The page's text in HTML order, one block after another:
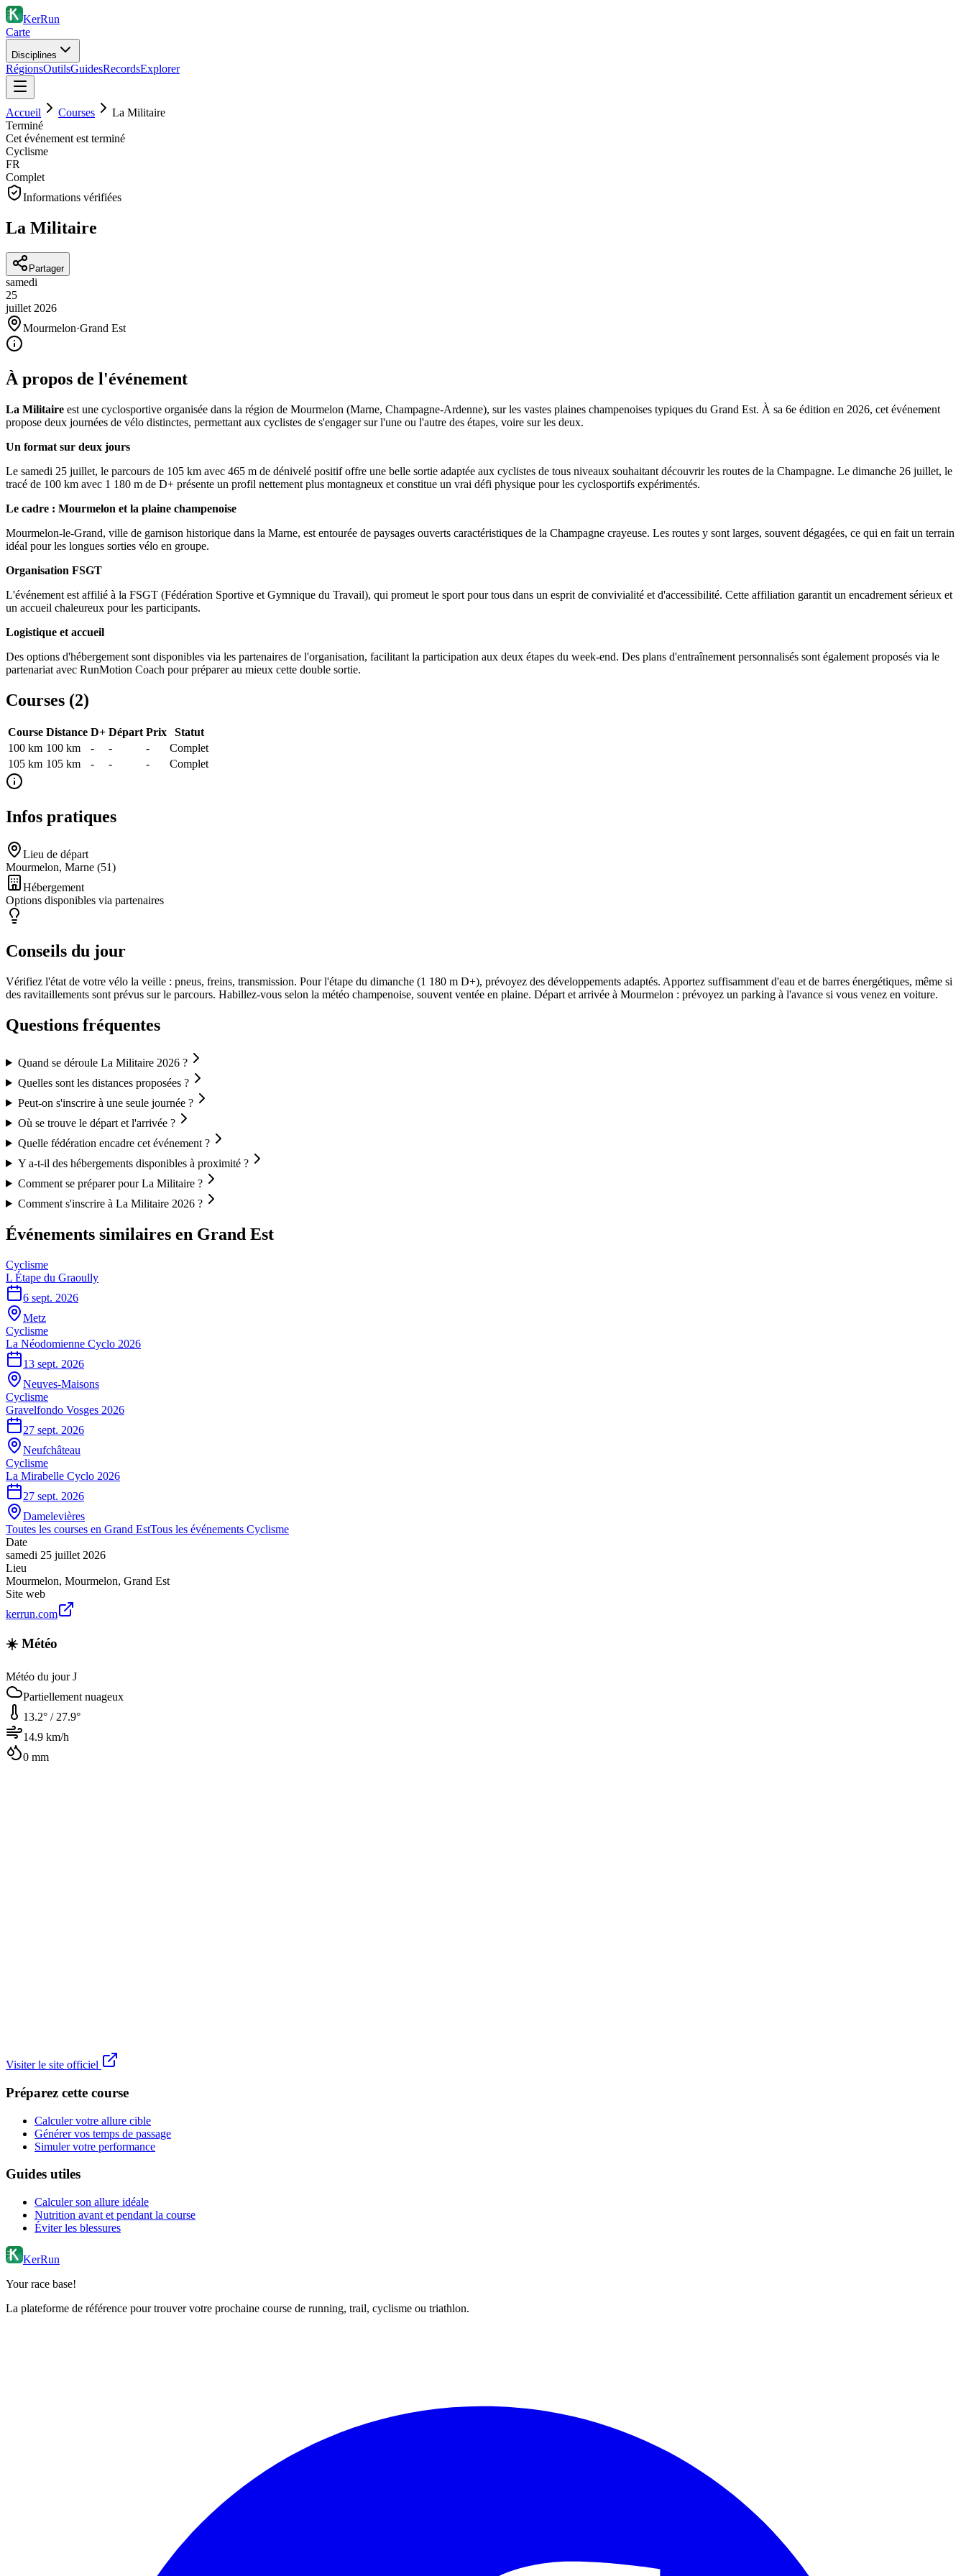
KerRun
Carte
Disciplines
RégionsOutilsGuidesRecordsExplorer
Accueil Courses
La Militaire
Terminé
Cet événement est terminé
Cyclisme
FR
Complet
Informations vérifiées
La Militaire
Partager
samedi
25
juillet 2026
Mourmelon·Grand Est
À propos de l'événement
La Militaire est une cyclosportive organisée dans la région de Mourmelon (Marne, Champagne-Ardenne), sur les vastes plaines champenoises typiques du Grand Est. À sa 6e édition en 2026, cet événement
propose deux journées de vélo distinctes, permettant aux cyclistes de s'engager sur l'une ou l'autre des étapes, voire sur les deux.
Un format sur deux jours
Le samedi 25 juillet, le parcours de 105 km avec 465 m de dénivelé positif offre une belle sortie adaptée aux cyclistes de tous niveaux souhaitant découvrir les routes de la Champagne. Le dimanche 26 juillet, le
tracé de 100 km avec 1 180 m de D+ présente un profil nettement plus montagneux et constitue un vrai défi physique pour les cyclosportifs expérimentés.
Le cadre : Mourmelon et la plaine champenoise
Mourmelon-le-Grand, ville de garnison historique dans la Marne, est entourée de paysages ouverts caractéristiques de la Champagne crayeuse. Les routes y sont larges, souvent dégagées, ce qui en fait un terrain
idéal pour les longues sorties vélo en groupe.
Organisation FSGT
L'événement est affilié à la FSGT (Fédération Sportive et Gymnique du Travail), qui promeut le sport pour tous dans un esprit de convivialité et d'accessibilité. Cette affiliation garantit un encadrement sérieux et
un accueil chaleureux pour les participants.
Logistique et accueil
Des options d'hébergement sont disponibles via les partenaires de l'organisation, facilitant la participation aux deux étapes du week-end. Des plans d'entraînement personnalisés sont également proposés via le
partenariat avec RunMotion Coach pour préparer au mieux cette double sortie.
Courses (2)
Course Distance D+ Départ Prix
Statut
100 km 100 km - - -
Complet
105 km 105 km - - - Complet
Infos pratiques
Lieu de départ
Mourmelon, Marne (51)
Hébergement
Options disponibles via partenaires
Conseils du jour
Vérifiez l'état de votre vélo la veille : pneus, freins, transmission. Pour l'étape du dimanche (1 180 m D+), prévoyez des développements adaptés. Apportez suffisamment d'eau et de barres énergétiques, même si
des ravitaillements sont prévus sur le parcours. Habillez-vous selon la météo champenoise, souvent ventée en plaine. Départ et arrivée à Mourmelon : prévoyez un parking à l'avance si vous venez en voiture.
Questions fréquentes
Quand se déroule La Militaire 2026 ?
Quelles sont les distances proposées ?
Peut-on s'inscrire à une seule journée ?
Où se trouve le départ et l'arrivée ?
Quelle fédération encadre cet événement ?
Y a-t-il des hébergements disponibles à proximité ?
Comment se préparer pour La Militaire ?
Comment s'inscrire à La Militaire 2026 ?
Événements similaires en Grand Est
Cyclisme
L Étape du Graoully
6 sept. 2026
Metz
Cyclisme
La Néodomienne Cyclo 2026
13 sept. 2026
Neuves-Maisons
Cyclisme
Gravelfondo Vosges 2026
27 sept. 2026
Neufchâteau
Cyclisme
La Mirabelle Cyclo 2026
27 sept. 2026
Damelevières
Toutes les courses en Grand EstTous les événements Cyclisme
Date
samedi 25 juillet 2026
Lieu
Mourmelon, Mourmelon, Grand Est
Site web
kerrun.com
☀️ Météo
Météo du jour J
Partiellement nuageux
13.2° / 27.9°
14.9 km/h
0 mm
Visiter le site officiel
Préparez cette course
Calculer votre allure cible
Générer vos temps de passage
Simuler votre performance
Guides utiles
Calculer son allure idéale
Nutrition avant et pendant la course
Éviter les blessures
KerRun
Your race base!
La plateforme de référence pour trouver votre prochaine course de running, trail, cyclisme ou triathlon.